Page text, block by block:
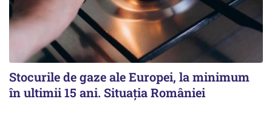
Stocurile de gaze ale Europei, la minimum
în ultimii 15 ani. Situația României